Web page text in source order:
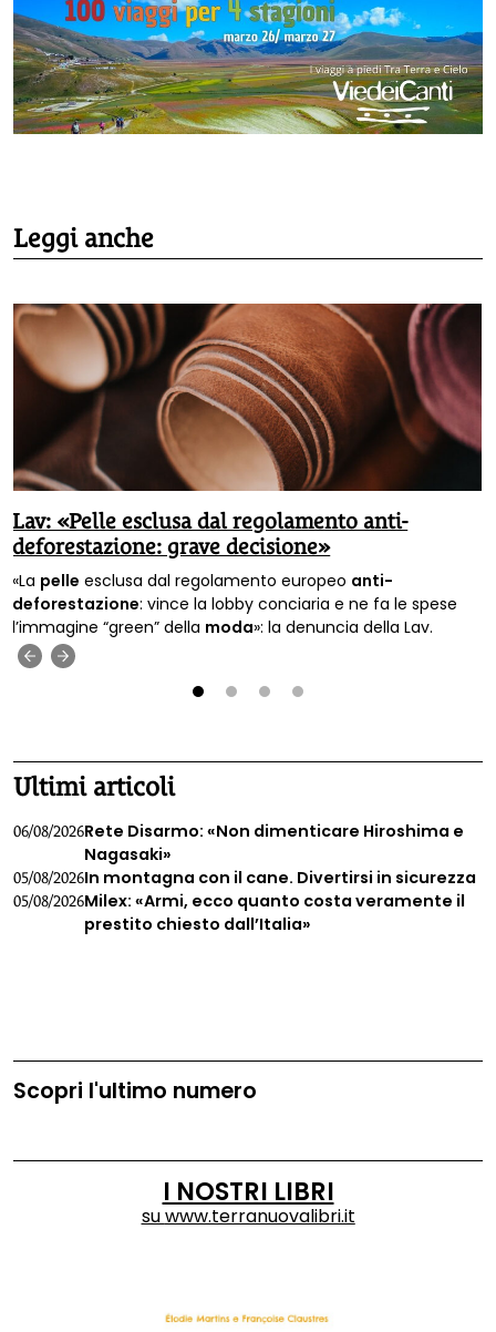
Leggi anche
Lav: «Pelle esclusa dal regolamento anti-
deforestazione: grave decisione»
«La pelle esclusa dal regolamento europeo anti-
deforestazione: vince la lobby conciaria e ne fa le spese
l’immagine “green” della moda»: la denuncia della Lav.
Ultimi articoli
06/08/2026Rete Disarmo: «Non dimenticare Hiroshima e
Nagasaki»
05/08/2026In montagna con il cane. Divertirsi in sicurezza
05/08/2026Milex: «Armi, ecco quanto costa veramente il
prestito chiesto dall’Italia»
Scopri l'ultimo numero
I NOSTRI LIBRI
suwww.terranuovalibri.it